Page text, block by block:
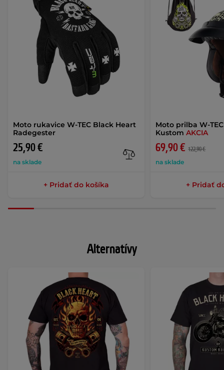
Moto rukavice W-TEC Black Heart
Radegester
25,90 €
na sklade
+ Pridať do košíka
Moto prilba W-
KustomAKCIA
69,90 € 122,90 €
na sklade
+ Pridať
Alternatívy